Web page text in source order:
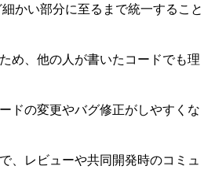
かい部分に至るまで統一すること
め、他の人が書いたコードでも理
ドの変更やバグ修正がしやすくな
、レビューや共同開発時のコミュ